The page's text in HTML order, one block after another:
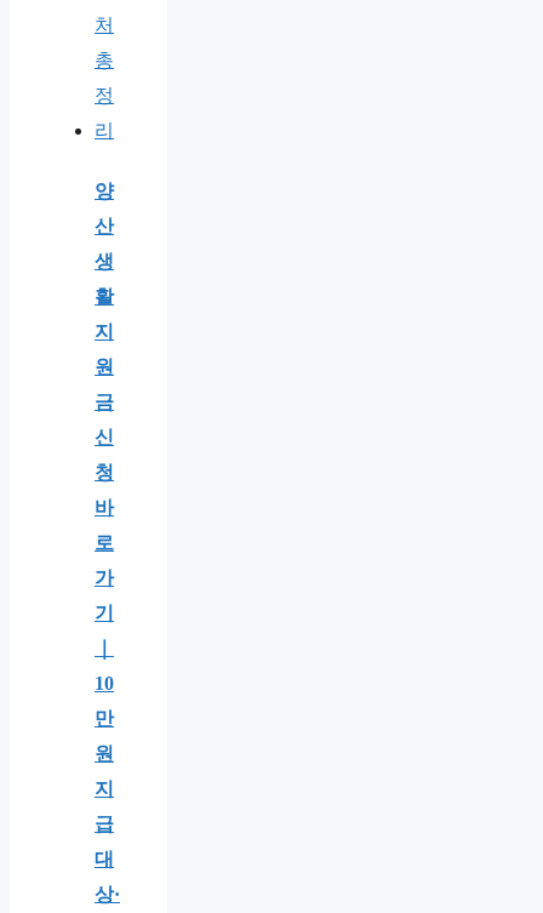
양
산
생
활
지
원
금
신
청
바
로
가
기
10
만
원
지
급
대
상·